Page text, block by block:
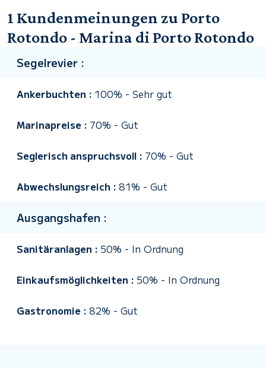
1 Kundenmeinungen zu Porto
Rotondo - Marina di Porto Rotondo
Segelrevier :
Ankerbuchten : 100% - Sehr gut
Marinapreise : 70% - Gut
Seglerisch anspruchsvoll : 70% - Gut
Abwechslungsreich : 81% - Gut
Ausgangshafen :
Sanitäranlagen : 50% - In Ordnung
Einkaufsmöglichkeiten : 50% - In Ordnung
Gastronomie : 82% - Gut